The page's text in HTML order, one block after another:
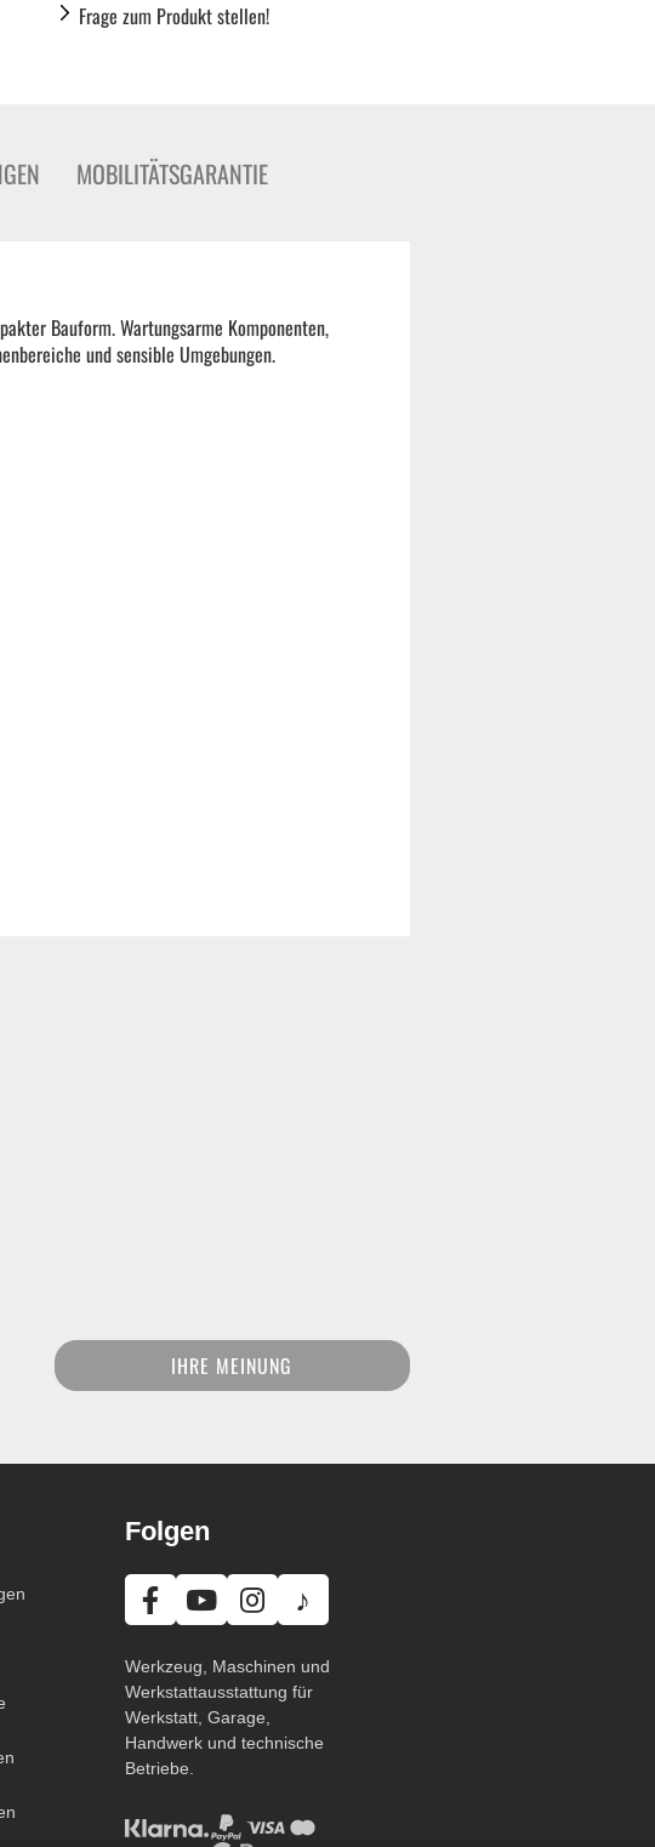
Frage zum Produkt stellen!
MOBILITÄTSGARANTIE
Bauform. Wartungsarme Komponenten,
und sensible Umgebungen.
IHRE MEINUNG
Folgen
♪
Werkzeug, Maschinen und
Werkstattausstattung für
Werkstatt, Garage,
Handwerk und technische
Betriebe.